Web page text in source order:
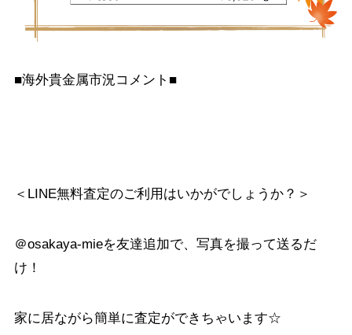
■海外貴金属市況コメント■
＜LINE無料査定のご利用はいかがでしょうか？＞
＠osakaya-mieを友達追加で、写真を撮って送るだ
け！
家に居ながら簡単に査定ができちゃいます☆